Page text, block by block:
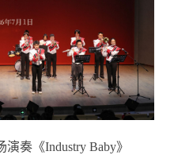
奏《Industry Baby》